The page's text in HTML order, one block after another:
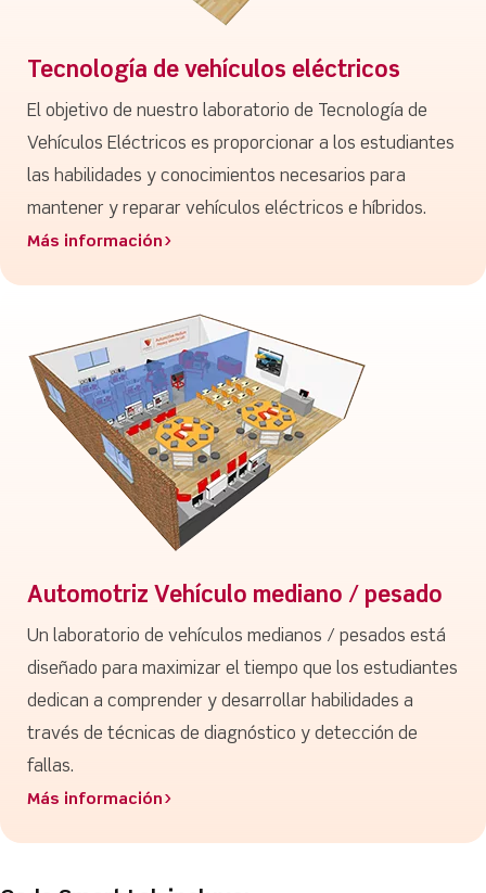
Tecnología de vehículos eléctricos
El objetivo de nuestro laboratorio de Tecnología de
Vehículos Eléctricos es proporcionar a los estudiantes
las habilidades y conocimientos necesarios para
mantener y reparar vehículos eléctricos e híbridos.
Más información>
Automotriz Vehículo mediano / pesado
Un laboratorio de vehículos medianos / pesados está
diseñado para maximizar el tiempo que los estudiantes
dedican a comprender y desarrollar habilidades a
través de técnicas de diagnóstico y detección de
fallas.
Más información>